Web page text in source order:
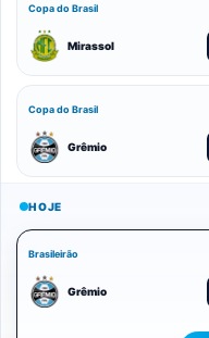
Copa do Brasil
Mirassol
Copa do Brasil
Grêmio
HOJE
Brasileirão
Grêmio